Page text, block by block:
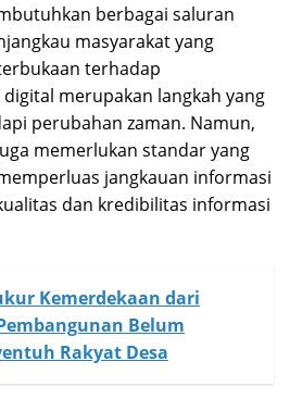
berbagai saluran
masyarakat yang
terhadap
merupakan langkah yang
perubahan zaman. Namun,
memerlukan standar yang
jangkauan informasi
dan kredibilitas informasi
Kemerdekaan dari
Belum
Rakyat Desa